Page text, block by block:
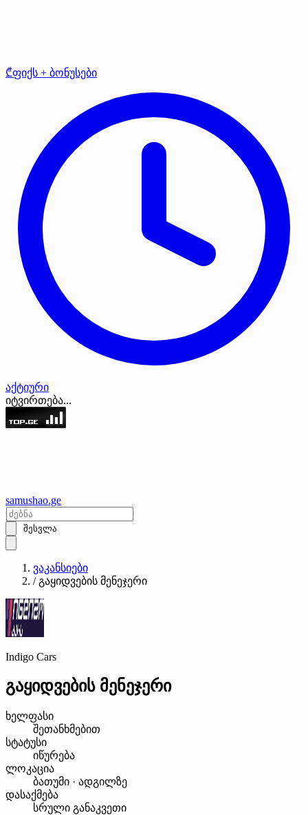
₾ფიქს + ბონუსები
აქტიური
იტვირთება...
samushao.ge
შესვლა
ვაკანსიები
/ გაყიდვების მენეჯერი
Indigo Cars
გაყიდვების მენეჯერი
ხელფასი
შეთანხმებით
სტატუსი
იწურება
ლოკაცია
ბათუმი · ადგილზე
დასაქმება
სრული განაკვეთი